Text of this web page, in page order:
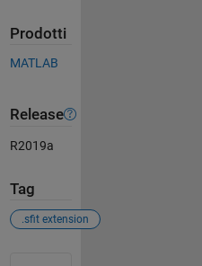
Prodotti
MATLAB
Release
R2019a
Tag
.sfit extension